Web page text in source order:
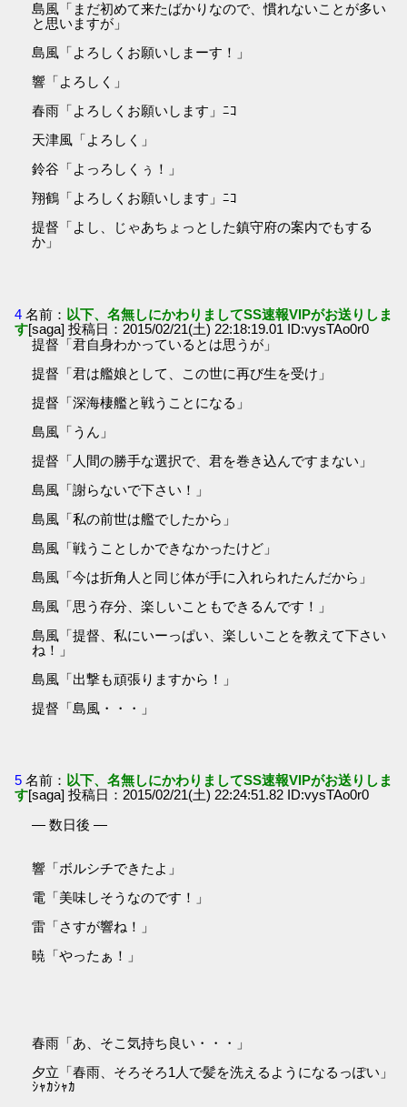
島風「まだ初めて来たばかりなので、慣れないことが多い
と思いますが」
島風「よろしくお願いしまーす！」
響「よろしく」
春雨「よろしくお願いします」ﾆｺ
天津風「よろしく」
鈴谷「よっろしくぅ！」
翔鶴「よろしくお願いします」ﾆｺ
提督「よし、じゃあちょっとした鎮守府の案内でもする
か」
4 名前： 以下、名無しにかわりましてSS速報VIPがお送りしま
す[saga] 投稿日：2015/02/21(土) 22:18:19.01 ID:vysTAo0r0
提督「君自身わかっているとは思うが」
提督「君は艦娘として、この世に再び生を受け」
提督「深海棲艦と戦うことになる」
島風「うん」
提督「人間の勝手な選択で、君を巻き込んですまない」
島風「謝らないで下さい！」
島風「私の前世は艦でしたから」
島風「戦うことしかできなかったけど」
島風「今は折角人と同じ体が手に入れられたんだから」
島風「思う存分、楽しいこともできるんです！」
島風「提督、私にいーっぱい、楽しいことを教えて下さい
ね！」
島風「出撃も頑張りますから！」
提督「島風・・・」
5 名前： 以下、名無しにかわりましてSS速報VIPがお送りしま
す[saga] 投稿日：2015/02/21(土) 22:24:51.82 ID:vysTAo0r0
― 数日後 ―
響「ボルシチできたよ」
電「美味しそうなのです！」
雷「さすが響ね！」
暁「やったぁ！」
春雨「あ、そこ気持ち良い・・・」
夕立「春雨、そろそろ1人で髪を洗えるようになるっぽい」
ｼｬｶｼｬｶ